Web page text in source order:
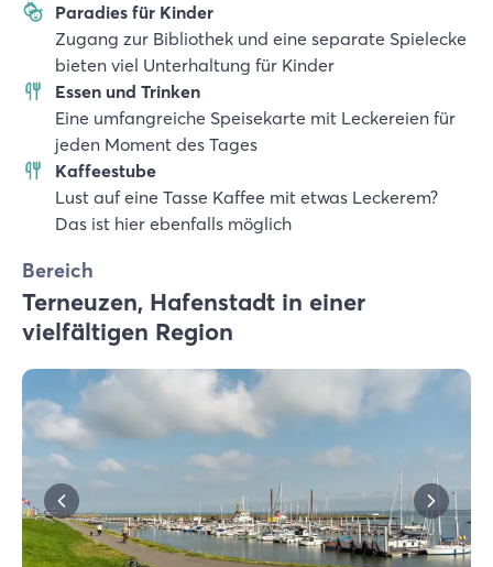
Paradies für Kinder
Zugang zur Bibliothek und eine separate Spielecke
bieten viel Unterhaltung für Kinder
Essen und Trinken
Eine umfangreiche Speisekarte mit Leckereien für
jeden Moment des Tages
Kaffeestube
Lust auf eine Tasse Kaffee mit etwas Leckerem?
Das ist hier ebenfalls möglich
Bereich
Terneuzen, Hafenstadt in einer
vielfältigen Region